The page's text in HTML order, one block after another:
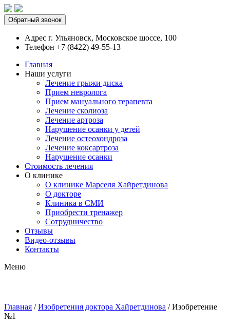
Обратный звонок
Адрес г. Ульяновск, Московское шоссе, 100
Телефон +7 (8422) 49-55-13
Главная
Наши услуги
Лечение грыжи диска
Прием невролога
Прием мануального терапевта
Лечение сколиоза
Лечение артроза
Нарушение осанки у детей
Лечение остеохондроза
Лечение коксартроза
Нарушение осанки
Стоимость лечения
О клинике
О клинике Марселя Хайретдинова
О докторе
Клиника в СМИ
Приобрести тренажер
Сотрудничество
Отзывы
Видео-отзывы
Контакты
Меню
Главная /Изобретения доктора Хайретдинова /Изобретение
№1